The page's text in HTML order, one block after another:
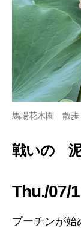
馬場花木園 散歩
戦いの
Thu./07/
プーチンが始